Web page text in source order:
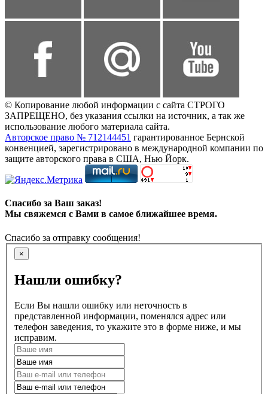
© Копирование любой информации с сайта СТРОГО
ЗАПРЕЩЕНО, без указания ссылки на источник, а так же
использование любого материала сайта.
Авторское право № 712144451 гарантированное Бернской
конвенцией, зарегистрировано в международной компании по
защите авторского права в США, Нью Йорк.
Спасибо за Ваш заказ!
Мы свяжемся с Вами в самое ближайшее время.
Спасибо за отправку сообщения!
×
Нашли ошибку?
Если Вы нашли ошибку или неточность в
представленной информации, поменялся адрес или
телефон заведения, то укажите это в форме ниже, и мы
исправим.